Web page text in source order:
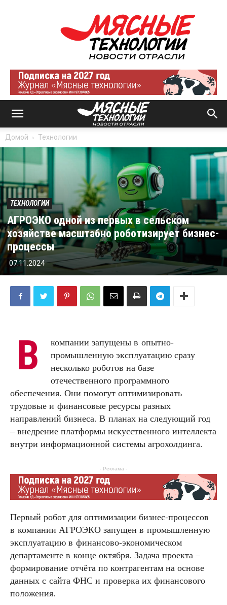
Мясные
технологии
|
Новости
отрасли
Домой Технологии
ТЕХНОЛОГИИ
АГРОЭКО одной из первых в сельском
хозяйстве масштабно роботизирует бизнес-
процессы
07.11.2024
В
компании запущены в опытно-
промышленную эксплуатацию сразу
несколько роботов на базе
отечественного программного
обеспечения. Они помогут оптимизировать
трудовые и финансовые ресурсы разных
направлений бизнеса. В планах на следующий год
– внедрение платформы искусственного интеллекта
внутри информационной системы агрохолдинга.
- Реклама -
Первый робот для оптимизации бизнес-процессов
в компании АГРОЭКО запущен в промышленную
эксплуатацию в финансово-экономическом
департаменте в конце октября. Задача проекта –
формирование отчёта по контрагентам на основе
данных с сайта ФНС и проверка их финансового
положения.